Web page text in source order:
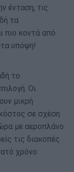
ένταση, τις
τα
πιο κοντά από
υπόψη!
το
Οι
μικρή
σε σχέση
με αεροπλάνο
τις διακοπές
χρόνο.